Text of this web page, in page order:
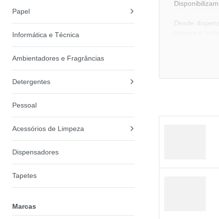
Papel
Informática e Técnica
Ambientadores e Fragrâncias
Detergentes
Pessoal
Acessórios de Limpeza
Dispensadores
Tapetes
Marcas
Desde
Permitem
Os
Sim, ajudam
Como
Deve
Existem
Sim, ideais